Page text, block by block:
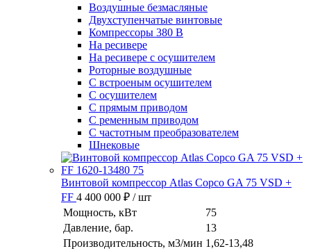
Воздушные безмасляные
Двухступенчатые винтовые
Компрессоры 380 В
На ресивере
На ресивере с осушителем
Роторные воздушные
С встроеным осушителем
С осушителем
С прямым приводом
С ременным приводом
С частотным преобразователем
Шнековые
Винтовой компрессор Atlas Copco GA 75 VSD +
FF 4 400 000 ₽ / шт
Мощность, кВт
75
Давление, бар.
13
Производительность, м3/мин 1,62-13,48